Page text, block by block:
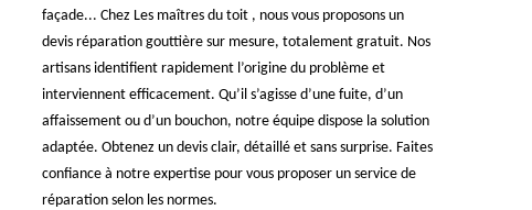
façade... Chez Les maîtres du toit , nous vous proposons un
devis réparation gouttière sur mesure, totalement gratuit. Nos
artisans identifient rapidement l’origine du problème et
interviennent efficacement. Qu’il s’agisse d’une fuite, d’un
affaissement ou d’un bouchon, notre équipe dispose la solution
adaptée. Obtenez un devis clair, détaillé et sans surprise. Faites
confiance à notre expertise pour vous proposer un service de
réparation selon les normes.